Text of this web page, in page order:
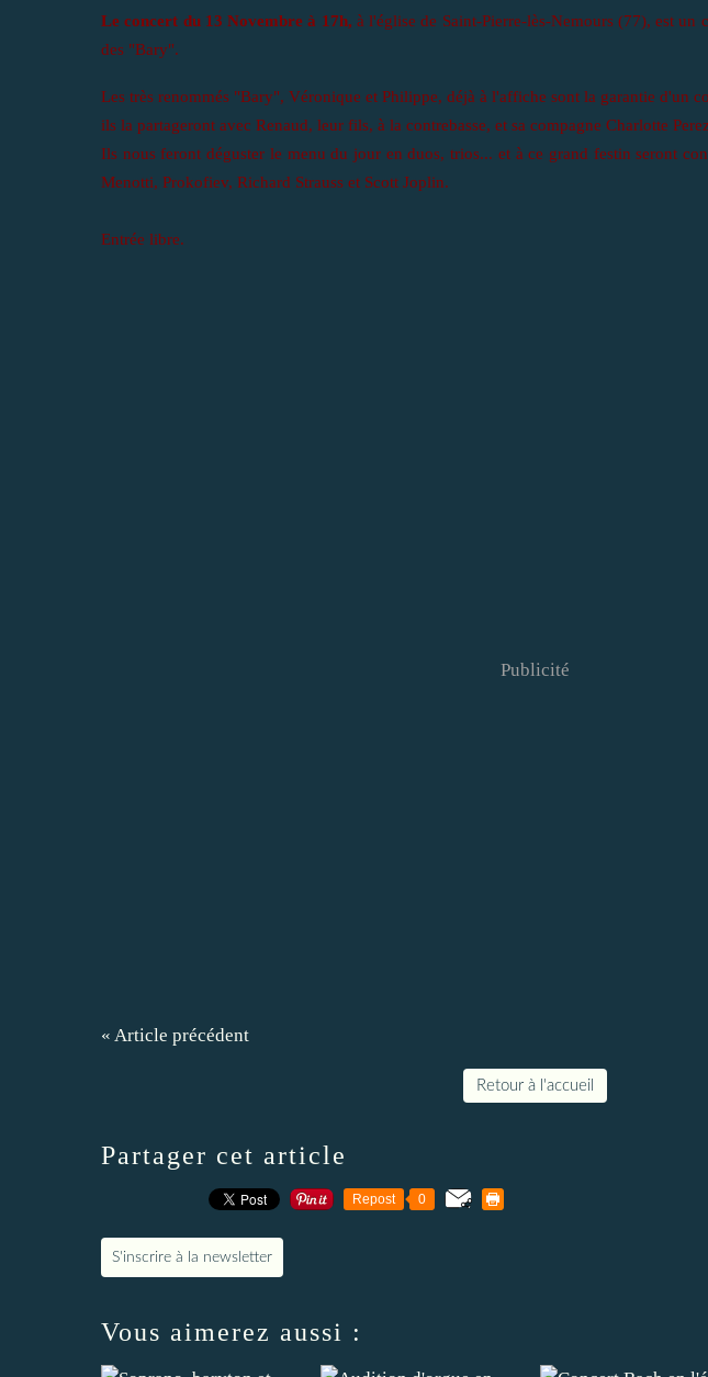
Le concert du 13 Novembre à 17h, à l'église de Saint-Pierre-lès-Nemours (77), est
des "Bary".
Les très renommés "Bary", Véronique et Philippe, déjà à l'affiche sont la garantie d'un
ils la partageront avec Renaud, leur fils, à la contrebasse, et sa compagne Charlotte
Ils nous feront déguster le menu du jour en duos, trios... et à ce grand festin seront
Menotti, Prokofiev, Richard Strauss et Scott Joplin.
Entrée libre.
Publicité
« Article précédent
Retour à l'accueil
Partager cet article
Repost 0
S'inscrire à la newsletter
Vous aimerez aussi :